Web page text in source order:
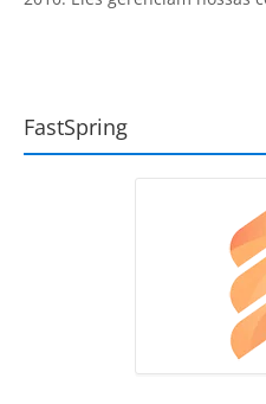
FastSpring